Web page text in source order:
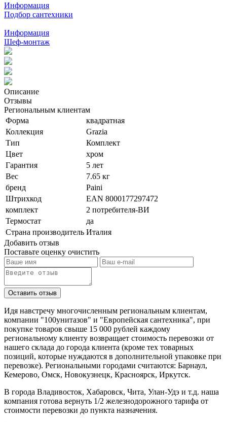
Информация
Подбор сантехники
Информация
Шеф-монтаж
Описание
Отзывы
Региональным клиентам
Форма
квадратная
Коллекция
Grazia
Тип
Комплект
Цвет
хром
Гарантия
5 лет
Вес
7.65 кг
бренд
Paini
Штрихкод
EAN 8000177297472
комплект
2 потребителя-ВИ
Термостат
да
Страна производитель Италия
Добавить отзыв
Поставьте оценку очистить
Идя навстречу многочисленным региональным клиентам,
компании "100унитазов" и "Европейская сантехника", при
покупке товаров свыше 15 000 рублей каждому
региональному клиенту возвращает стоимость перевозки от
нашего склада до города клиента (кроме тех товарных
позиций, которые нуждаются в дополнительной упаковке при
перевозке). Региональными городами считаются: Барнаул,
Кемерово, Омск, Новокузнецк, Красноярск, Иркутск.
В города Владивосток, Хабаровск, Чита, Улан-Удэ и т.д. наша
компания готова вернуть 1/2 железнодорожного тарифа от
стоимости перевозки до пункта назначения.